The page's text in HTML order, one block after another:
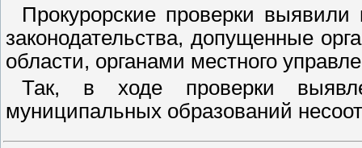
Прокурорские проверки
законодательства, допущенные
области, органами местного
Так, в ходе проверки
муниципальных образований